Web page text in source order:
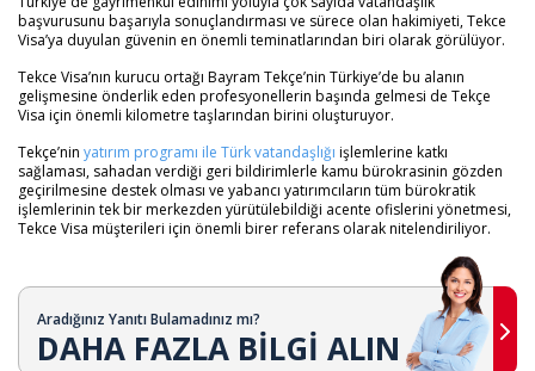
başvurusunu başarıyla sonuçlandırması ve sürece olan hakimiyeti, Tekce
Visa’ya duyulan güvenin en önemli teminatlarından biri olarak görülüyor.
Tekce Visa’nın kurucu ortağı Bayram Tekçe’nin Türkiye’de bu alanın
gelişmesine önderlik eden profesyonellerin başında gelmesi de Tekçe
Visa için önemli kilometre taşlarından birini oluşturuyor.
Tekçe’nin yatırım programı ile Türk vatandaşlığı işlemlerine katkı
sağlaması, sahadan verdiği geri bildirimlerle kamu bürokrasinin gözden
geçirilmesine destek olması ve yabancı yatırımcıların tüm bürokratik
işlemlerinin tek bir merkezden yürütülebildiği acente ofislerini yönetmesi,
Tekce Visa müşterileri için önemli birer referans olarak nitelendiriliyor.
Aradığınız Yanıtı Bulamadınız mı?
DAHA FAZLA BİLGİ ALIN